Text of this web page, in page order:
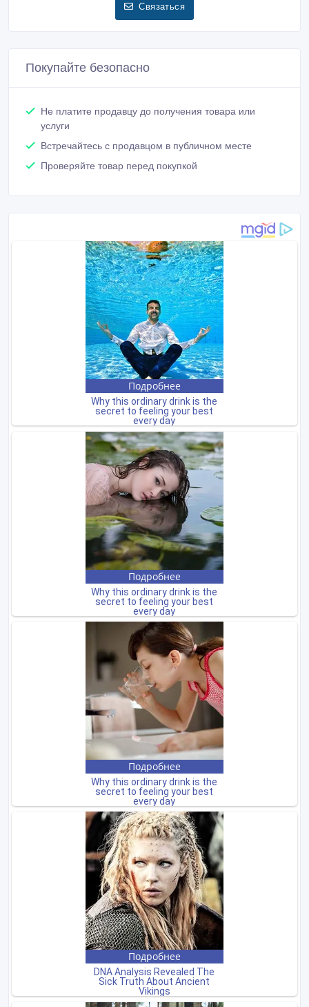
Связаться
Покупайте безопасно
Не платите продавцу до получения товара или
услуги
Встречайтесь с продавцом в публичном месте
Проверяйте товар перед покупкой